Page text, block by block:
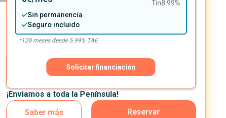
Tin8.99%
Sin permanencia
Seguro incluido
*120meses desde 5.99% TAE
Solicitar financiación
¡Enviamos a toda la Península!
Saber más
Reservar